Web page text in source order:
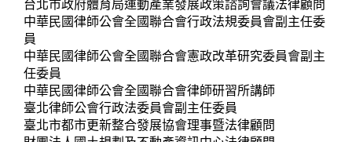
台北市政府體育局運動產業發展政策諮詢會議法律顧問
中華民國律師公會全國聯合會行政法規委員會副主任委
員
中華民國律師公會全國聯合會憲政改革研究委員會副主
任委員
中華民國律師公會全國聯合會律師研習所講師
臺北律師公會行政法委員會副主任委員
臺北市都市更新整合發展協會理事暨法律顧問